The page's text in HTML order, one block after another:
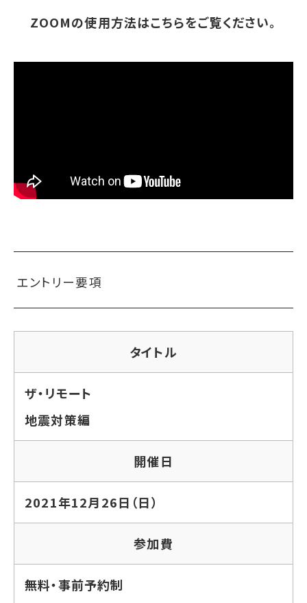
ZOOMの使用方法はこちらをご覧ください。
エントリー要項
タイトル
ザ・リモート
地震対策編
開催日
2021年12月26日（日）
参加費
無料・事前予約制